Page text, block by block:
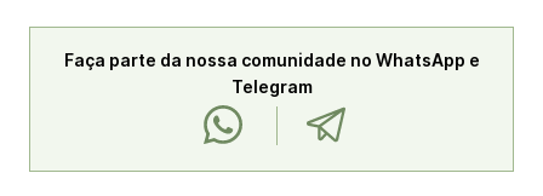
Faça parte da nossa comunidade no WhatsApp e
Telegram